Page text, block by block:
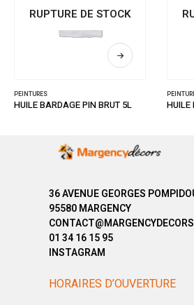
RUPTURE DE STOCK
PEINTURES
HUILE BARDAGE PIN BRUT 5L HUILE
36 AVENUE GEORGES
95580 MARGENCY
01 34 16 15 95
INSTAGRAM
HORAIRES D’OUVERTURE